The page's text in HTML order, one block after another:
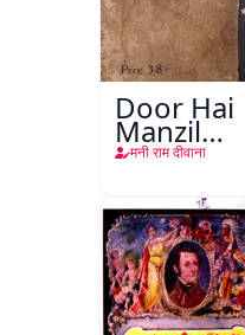
Door Hai
Manzil
Teri
मनी राम दीवाना